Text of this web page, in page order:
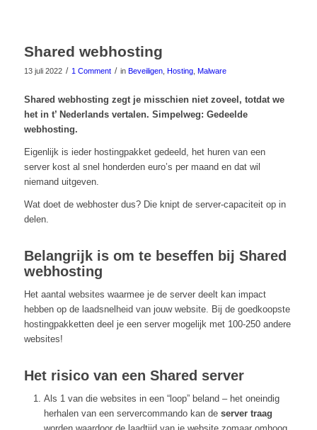
Shared webhosting
13 juli 2022 / 1 Comment / in Beveiligen, Hosting, Malware
Shared webhosting zegt je misschien niet zoveel, totdat we
het in t’ Nederlands vertalen. Simpelweg: Gedeelde
webhosting.
Eigenlijk is ieder hostingpakket gedeeld, het huren van een
server kost al snel honderden euro’s per maand en dat wil
niemand uitgeven.
Wat doet de webhoster dus? Die knipt de server-capaciteit op in
delen.
Belangrijk is om te beseffen bij Shared
webhosting
Het aantal websites waarmee je de server deelt kan impact
hebben op de laadsnelheid van jouw website. Bij de goedkoopste
hostingpakketten deel je een server mogelijk met 100-250 andere
websites!
Het risico van een Shared server
Als 1 van die websites in een “loop” beland – het oneindig
herhalen van een servercommando kan de server traag